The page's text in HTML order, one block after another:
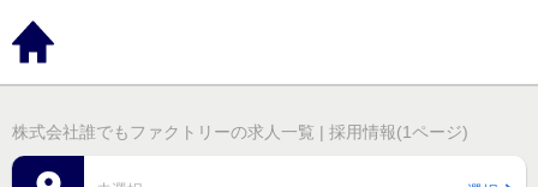
株式会社誰でもファクトリーの求人一覧 | 採用情報(1ページ)